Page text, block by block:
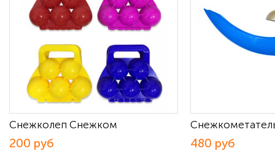
Снежколеп Снежком
200 руб 480 руб